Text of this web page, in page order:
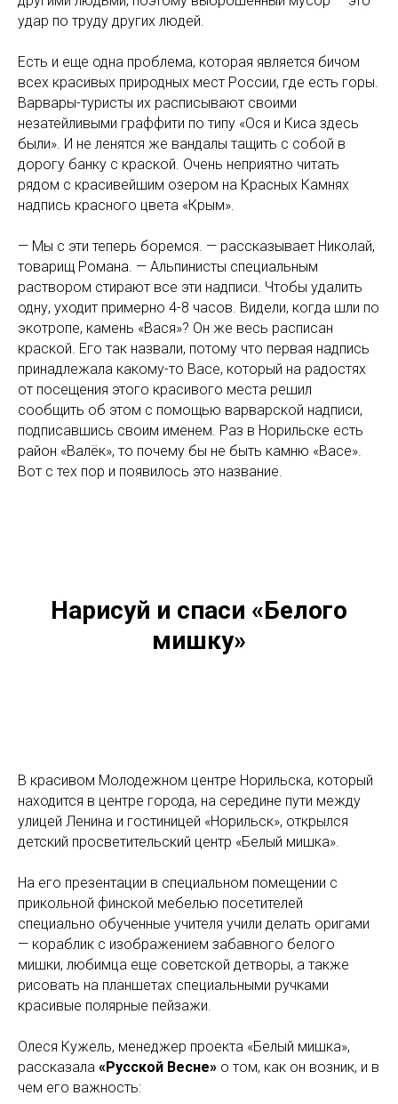
удар по труду других людей.
Есть и еще одна проблема, которая является бичом
всех красивых природных мест России, где есть горы.
Варвары-туристы их расписывают своими
незатейливыми граффити по типу «Ося и Киса здесь
были». И не ленятся же вандалы тащить с собой в
дорогу банку с краской. Очень неприятно читать
рядом с красивейшим озером на Красных Камнях
надпись красного цвета «Крым».
— Мы с эти теперь боремся. — рассказывает Николай,
товарищ Романа. — Альпинисты специальным
раствором стирают все эти надписи. Чтобы удалить
одну, уходит примерно 4-8 часов. Видели, когда шли по
экотропе, камень «Вася»? Он же весь расписан
краской. Его так назвали, потому что первая надпись
принадлежала какому-то Васе, который на радостях
от посещения этого красивого места решил
сообщить об этом с помощью варварской надписи,
подписавшись своим именем. Раз в Норильске есть
район «Валёк», то почему бы не быть камню «Васе».
Вот с тех пор и появилось это название.
Нарисуй и спаси «Белого
мишку»
В красивом Молодежном центре Норильска, который
находится в центре города, на середине пути между
улицей Ленина и гостиницей «Норильск», открылся
детский просветительский центр «Белый мишка».
На его презентации в специальном помещении с
прикольной финской мебелью посетителей
специально обученные учителя учили делать оригами
— кораблик с изображением забавного белого
мишки, любимца еще советской детворы, а также
рисовать на планшетах специальными ручками
красивые полярные пейзажи.
Олеся Кужель, менеджер проекта «Белый мишка»,
рассказала «Русской Весне» о том, как он возник, и в
чем его важность: